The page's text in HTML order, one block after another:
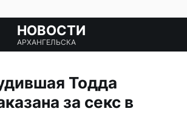
НОВОСТИ
АРХАНГЕЛЬСКА
Тодда
за секс в